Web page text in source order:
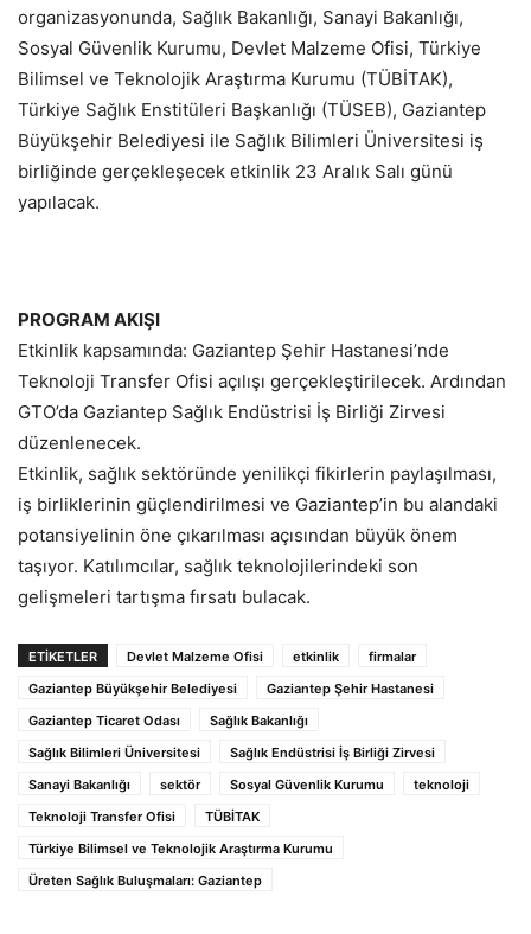
organizasyonunda, Sağlık Bakanlığı, Sanayi Bakanlığı,
Sosyal Güvenlik Kurumu, Devlet Malzeme Ofisi, Türkiye
Bilimsel ve Teknolojik Araştırma Kurumu (TÜBİTAK),
Türkiye Sağlık Enstitüleri Başkanlığı (TÜSEB), Gaziantep
Büyükşehir Belediyesi ile Sağlık Bilimleri Üniversitesi iş
birliğinde gerçekleşecek etkinlik 23 Aralık Salı günü
yapılacak.
PROGRAM AKIŞI
Etkinlik kapsamında: Gaziantep Şehir Hastanesi’nde
Teknoloji Transfer Ofisi açılışı gerçekleştirilecek. Ardından
GTO’da Gaziantep Sağlık Endüstrisi İş Birliği Zirvesi
düzenlenecek.
Etkinlik, sağlık sektöründe yenilikçi fikirlerin paylaşılması,
iş birliklerinin güçlendirilmesi ve Gaziantep’in bu alandaki
potansiyelinin öne çıkarılması açısından büyük önem
taşıyor. Katılımcılar, sağlık teknolojilerindeki son
gelişmeleri tartışma fırsatı bulacak.
ETIKETLER Devlet Malzeme Ofisi etkinlik
firmalar
Gaziantep Büyükşehir Belediyesi
Gaziantep Şehir Hastanesi
Gaziantep Ticaret Odası
Sağlık Bakanlığı
Sağlık Bilimleri Üniversitesi
Sağlık Endüstrisi İş Birliği Zirvesi
Sanayi Bakanlığı
sektör Sosyal Güvenlik Kurumu
teknoloji
Teknoloji Transfer Ofisi
TÜBİTAK
Türkiye Bilimsel ve Teknolojik Araştırma Kurumu
Üreten Sağlık Buluşmaları: Gaziantep